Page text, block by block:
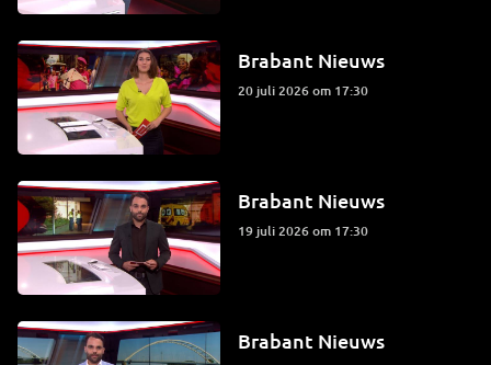
Brabant Nieuws
20 juli 2026 om 17:30
Brabant Nieuws
19 juli 2026 om 17:30
Brabant Nieuws